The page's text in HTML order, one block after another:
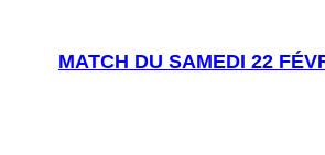
MATCH DU SAMEDI 22